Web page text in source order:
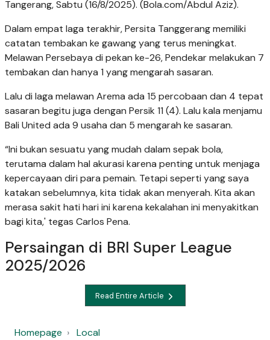
Tangerang, Sabtu (16/8/2025). (Bola.com/Abdul Aziz).
Dalam empat laga terakhir, Persita Tanggerang memiliki
catatan tembakan ke gawang yang terus meningkat.
Melawan Persebaya di pekan ke-26, Pendekar melakukan 7
tembakan dan hanya 1 yang mengarah sasaran.
Lalu di laga melawan Arema ada 15 percobaan dan 4 tepat
sasaran begitu juga dengan Persik 11 (4). Lalu kala menjamu
Bali United ada 9 usaha dan 5 mengarah ke sasaran.
“Ini bukan sesuatu yang mudah dalam sepak bola,
terutama dalam hal akurasi karena penting untuk menjaga
kepercayaan diri para pemain. Tetapi seperti yang saya
katakan sebelumnya, kita tidak akan menyerah. Kita akan
merasa sakit hati hari ini karena kekalahan ini menyakitkan
bagi kita,' tegas Carlos Pena.
Persaingan di BRI Super League
2025/2026
Read Entire Article
Homepage
Local